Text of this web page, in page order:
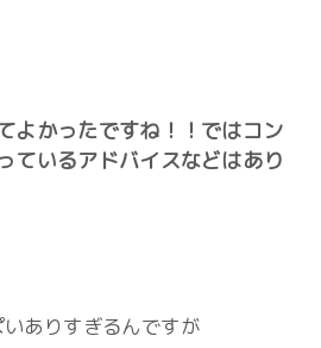
よかったですね！！ではコン
ているアドバイスなどはあり
ありすぎるんですが